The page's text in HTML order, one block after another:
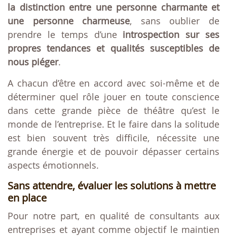
la distinction entre une personne charmante et
une personne charmeuse, sans oublier de
prendre le temps d’une introspection sur ses
propres tendances et qualités susceptibles de
nous piéger.
A chacun d’être en accord avec soi-même et de
déterminer quel rôle jouer en toute conscience
dans cette grande pièce de théâtre qu’est le
monde de l’entreprise. Et le faire dans la solitude
est bien souvent très difficile, nécessite une
grande énergie et de pouvoir dépasser certains
aspects émotionnels.
Sans attendre, évaluer les solutions à mettre
en place
Pour notre part, en qualité de consultants aux
entreprises et ayant comme objectif le maintien